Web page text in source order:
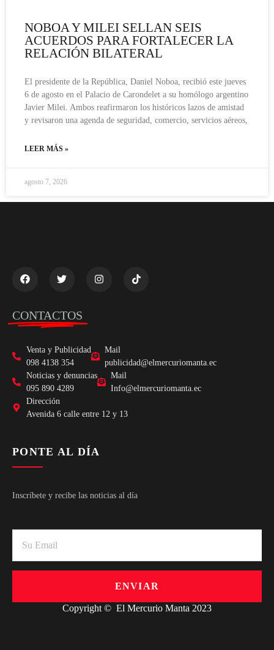
NOBOA Y MILEI SELLAN SEIS
ACUERDOS PARA FORTALECER LA
RELACIÓN BILATERAL
El presidente de la República, Daniel Noboa, recibió este jueves
6 de agosto en el Palacio de Carondelet a su homólogo argentino
Javier Milei. Ambos reafirmaron los históricos lazos de amistad
y revisaron una agenda de seguridad, comercio, servicios aéreos,
LEER MÁS »
agosto 7, 2026
CONTACTOS
Venta y Publicidad
098 4138 354
Mail
publicidad@elmercuriomanta.ec
Noticias y denuncias
095 890 4289
Mail
Info@elmercuriomanta.ec
Dirección
Avenida 6 calle entre 12 y 13
PONTE AL DÍA
Inscríbete y recibe las noticias al día
ENVIAR
Copyright © El Mercurio Manta 2023